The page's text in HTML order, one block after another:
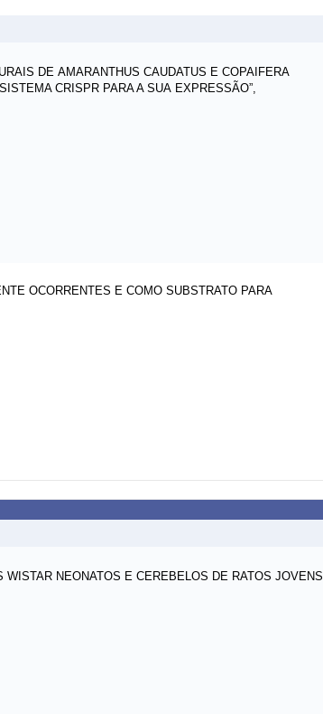
DE AMARANTHUS CAUDATUS E COPAIFERA
CRISPR PARA A SUA EXPRESSÃO”,
OCORRENTES E COMO SUBSTRATO PARA
NEONATOS E CEREBELOS DE RATOS JOVENS